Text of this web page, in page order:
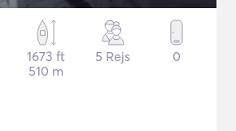
1673 ft
510 m
5 Rejs 0